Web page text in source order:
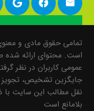
تمامی حقوق مادی و
است. محتوای ارائه شده
عمومی کاربران در نظر
جایگزین تشخیص،
نقل مطالب این سایت با
بلامانع است